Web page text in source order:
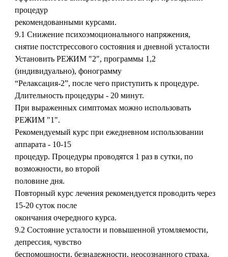
процедур
рекомендованными курсами.
9.1 Снижение психоэмоционального напряжения,
снятие постстрессового состояния и дневной усталости
Установить РЕЖИМ "2", программы 1,2
(индивидуально), фонограмму
“Релаксация-2”, после чего приступить к процедуре.
Длительность процедуры - 20 минут.
При выраженных симптомах можно использовать
РЕЖИМ "1".
Рекомендуемый курс при ежедневном использовании
аппарата - 10-15
процедур. Процедуры проводятся 1 раз в сутки, по
возможности, во второй
половине дня.
Повторный курс лечения рекомендуется проводить через
15-20 суток после
окончания очередного курса.
9.2 Состояние усталости и повышенной утомляемости,
депрессия, чувство
беспомощности, безнадежности, неосознанного страха,